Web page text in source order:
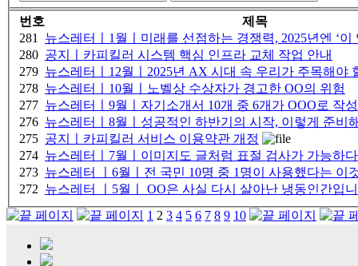
번호
제목
281
뉴스레터ㅣ1월ㅣ미래를 선점하는 경쟁력, 2025년엔 ‘이
280 공지ㅣ카피킬러 시스템 핵심 인프라 교체 작업 안내
279 뉴스레터ㅣ12월ㅣ2025년 AX 시대 속 우리가 주목해야
278 뉴스레터ㅣ10월ㅣ노벨상 수상자가 경고한 OO의 위험
277 뉴스레터ㅣ9월ㅣ자기소개서 10개 중 6개가 OOO로 작
276 뉴스레터ㅣ8월ㅣ성공적인 하반기의 시작, 이렇게 준비
275 공지ㅣ카피킬러 서비스 이용약관 개정
274 뉴스레터ㅣ7월ㅣ이미지도 글처럼 표절 검사가 가능하
273 뉴스레터 ㅣ6월ㅣ전 국민 10명 중 1명이 사용했다는 이
272 뉴스레터 ㅣ5월ㅣ OO은 사실 다시 살아난 냉동인간입
1 2 3 4 5 6 7 8 9 10